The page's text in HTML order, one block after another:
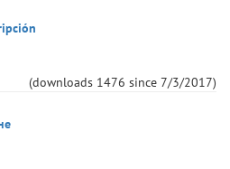
(downloads 1476 since 7/3/2017)